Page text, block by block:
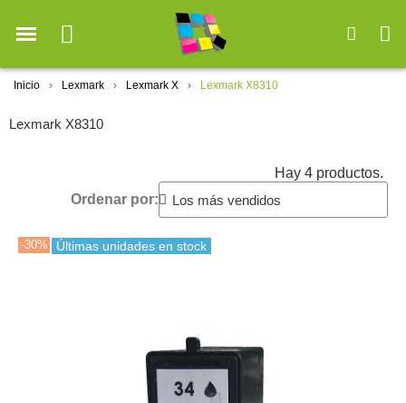
Inicio Lexmark Lexmark X Lexmark X8310
Lexmark X8310
Hay 4 productos.
Ordenar por:
-30% Últimas unidades en stock